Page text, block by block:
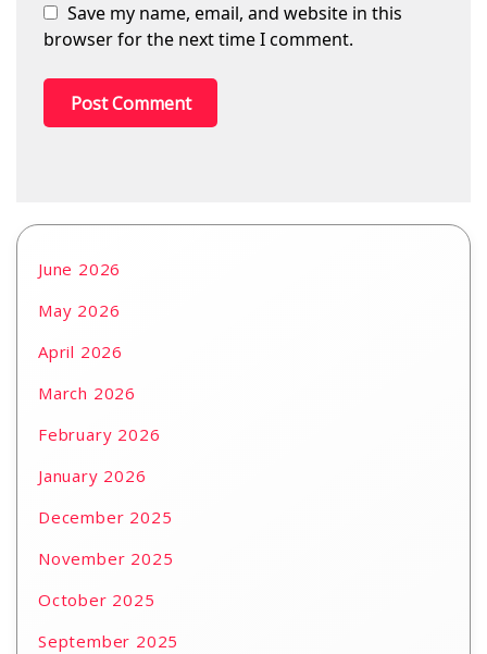
Save my name, email, and website in this
browser for the next time I comment.
June 2026
May 2026
April 2026
March 2026
February 2026
January 2026
December 2025
November 2025
October 2025
September 2025